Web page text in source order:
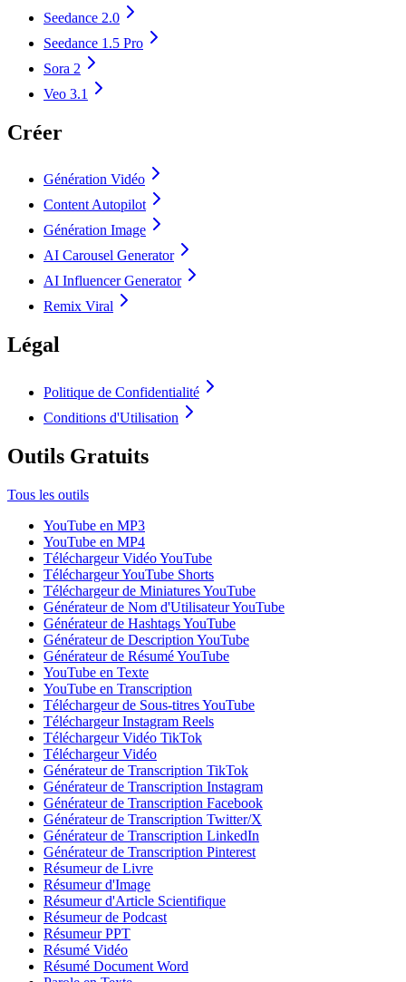
Seedance 2.0
Seedance 1.5 Pro
Sora 2
Veo 3.1
Créer
Génération Vidéo
Content Autopilot
Génération Image
AI Carousel Generator
AI Influencer Generator
Remix Viral
Légal
Politique de Confidentialité
Conditions d'Utilisation
Outils Gratuits
Tous les outils
YouTube en MP3
YouTube en MP4
Téléchargeur Vidéo YouTube
Téléchargeur YouTube Shorts
Téléchargeur de Miniatures YouTube
Générateur de Nom d'Utilisateur YouTube
Générateur de Hashtags YouTube
Générateur de Description YouTube
Générateur de Résumé YouTube
YouTube en Texte
YouTube en Transcription
Téléchargeur de Sous-titres YouTube
Téléchargeur Instagram Reels
Téléchargeur Vidéo TikTok
Téléchargeur Vidéo
Générateur de Transcription TikTok
Générateur de Transcription Instagram
Générateur de Transcription Facebook
Générateur de Transcription Twitter/X
Générateur de Transcription LinkedIn
Générateur de Transcription Pinterest
Résumeur de Livre
Résumeur d'Image
Résumeur d'Article Scientifique
Résumeur de Podcast
Résumeur PPT
Résumé Vidéo
Résumé Document Word